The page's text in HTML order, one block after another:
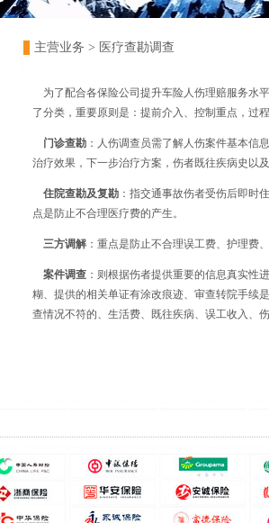
主营业务 > 医疗查勘调查
为了配合各保险公司提升车险人伤理赔服务水
了分类，重要原则是：提前介入、控制重点，过程
门诊查勘：人伤调查员需了解人伤案件基本信
治疗效果，下一步治疗方案，伤者既往疾病史以及
住院查勘及复勘：指交通事故伤者受伤后即时
点是防止不合理医疗费的产生。
三方调解：重点是防止不合理误工费、护理费
案件调查：则根据伤者提供重要的信息真实性
糊、提供的相关单证有涂改痕迹、审查转院手续
查情况不符的、生活费、既往疾病、误工收入、伤